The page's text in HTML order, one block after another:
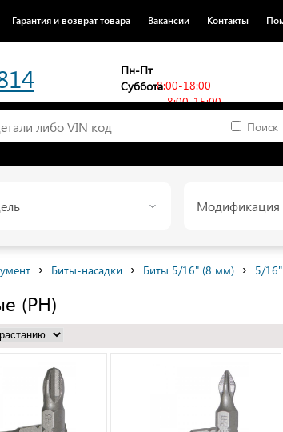
Гарантия и возврат товара Вакансии Контакты
Пн-Пт
8:00-18:00
Суббота
8:00-15:00
Поиск
Модификация
› Биты-насадки › Биты 5/16" (8 мм) › 5/
(PH)